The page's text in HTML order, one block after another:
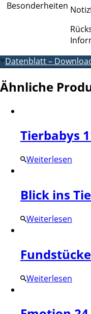
Besonderheiten
Datenblatt –
Ähnliche
Tierbabys
Weiterlesen
Blick ins
Weiterlesen
Weiterlesen